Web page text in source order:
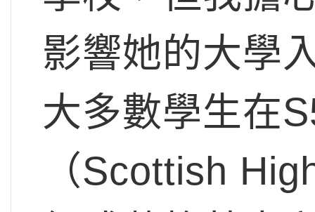
影響她的大學
大多數學生在
（Scottish